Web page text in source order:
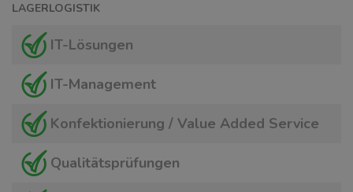
LAGERLOGISTIK
IT-Lösungen
IT-Management
Konfektionierung / Value Added Service
Qualitätsprüfungen